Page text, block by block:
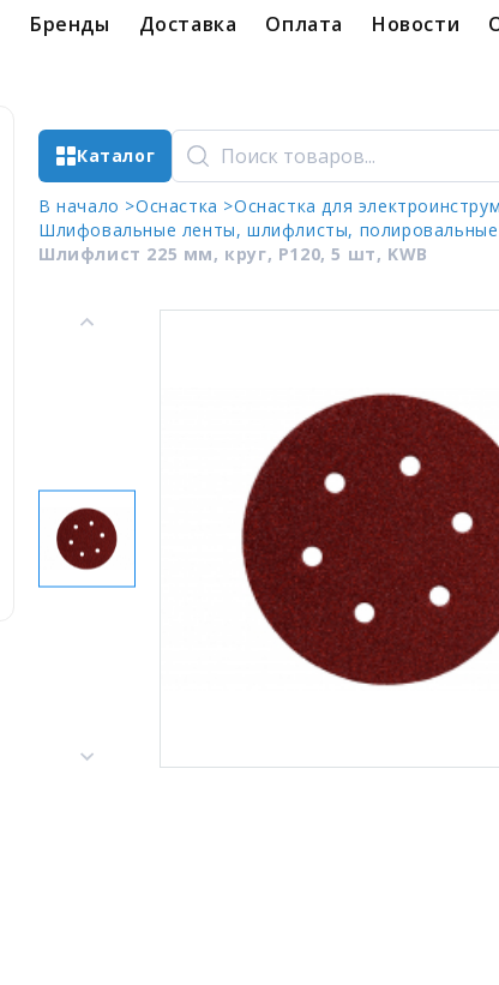
Бренды Доставка Оплата Новости
Каталог
В начало >Оснастка >Оснастка для
Шлифовальные ленты, шлифлисты, полировальные
Шлифлист 225 мм, круг, P120, 5 шт, KWB